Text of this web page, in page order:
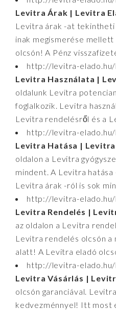
Levitra Árak | Levitra
Levitra árak -at tekintheti
inak megismerése
olcsón! A Pénz
http://levitra-
Levitra Használata |
oldalunk Levitra
foglalkozik. Levitra
Levitra rendelésről és a
http://levitra-
Levitra Hatása | Levitra
oldalon a Levitra
mindent. A Levitra
Levitra árak -ról is sok
http://levitra-
Levitra Rendelés |
az oldalon a Levitra
Levitra rendelés olcsón a
alatt! A Levitra eladó
http://levitra-
Levitra Vásárlás |
olcsón garanciával.
kedvezménnyel! Itt most